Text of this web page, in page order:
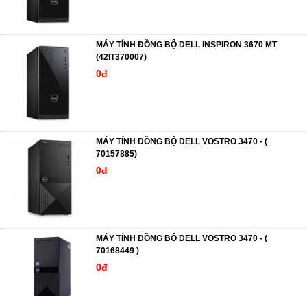
MÁY TÍNH ĐỒNG BỘ DELL INSPIRON 3670 MT
(42IT370007)
0đ
MÁY TÍNH ĐỒNG BỘ DELL VOSTRO 3470 - (
70157885)
0đ
MÁY TÍNH ĐỒNG BỘ DELL VOSTRO 3470 - (
70168449 )
0đ